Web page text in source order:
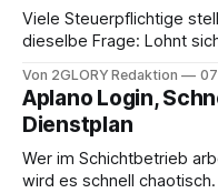
Viele Steuerpflichtige
dieselbe Frage: Lohnt
erledigen? Die kurze
aus – sobald jedoch
zusammentreffen oder
anstehen, zahlt sich
Von 2GLORY Redaktion
Aplano Login,
Dienstplan
Wer im Schichtbetrieb
wird es schnell